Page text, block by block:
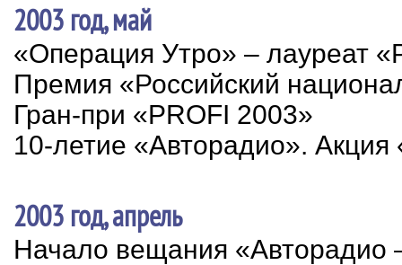
2003 год, май
«Операция Утро» – лауреат
Премия «Российский
Гран-при «PROFI 2003»
10-летие «Авторадио».
2003 год, апрель
Начало вещания «Авторадио